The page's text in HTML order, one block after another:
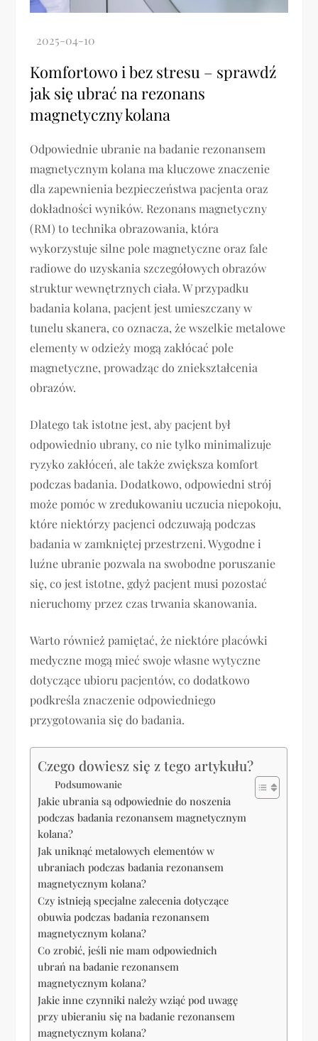
Komfortowo i bez stresu – sprawdź
jak się ubrać na rezonans
magnetyczny kolana
Odpowiednie ubranie na badanie rezonansem
magnetycznym kolana ma kluczowe znaczenie
dla zapewnienia bezpieczeństwa pacjenta oraz
dokładności wyników. Rezonans magnetyczny
(RM) to technika obrazowania, która
wykorzystuje silne pole magnetyczne oraz fale
radiowe do uzyskania szczegółowych obrazów
struktur wewnętrznych ciała. W przypadku
badania kolana, pacjent jest umieszczany w
tunelu skanera, co oznacza, że wszelkie metalowe
elementy w odzieży mogą zakłócać pole
magnetyczne, prowadząc do zniekształcenia
obrazów.
Dlatego tak istotne jest, aby pacjent był
odpowiednio ubrany, co nie tylko minimalizuje
ryzyko zakłóceń, ale także zwiększa komfort
podczas badania. Dodatkowo, odpowiedni strój
może pomóc w zredukowaniu uczucia niepokoju,
które niektórzy pacjenci odczuwają podczas
badania w zamkniętej przestrzeni. Wygodne i
luźne ubranie pozwala na swobodne poruszanie
się, co jest istotne, gdyż pacjent musi pozostać
nieruchomy przez czas trwania skanowania.
Warto również pamiętać, że niektóre placówki
medyczne mogą mieć swoje własne wytyczne
dotyczące ubioru pacjentów, co dodatkowo
podkreśla znaczenie odpowiedniego
przygotowania się do badania.
Czego dowiesz się z tego artykułu?
Podsumowanie
Jakie ubrania są odpowiednie do noszenia
podczas badania rezonansem magnetycznym
kolana?
Jak uniknąć metalowych elementów w
ubraniach podczas badania rezonansem
magnetycznym kolana?
Czy istnieją specjalne zalecenia dotyczące
obuwia podczas badania rezonansem
magnetycznym kolana?
Co zrobić, jeśli nie mam odpowiednich
ubrań na badanie rezonansem
magnetycznym kolana?
Jakie inne czynniki należy wziąć pod uwagę
przy ubieraniu się na badanie rezonansem
magnetycznym kolana?